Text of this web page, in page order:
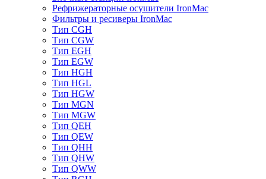
Рефрижераторные осушители IronMac
Фильтры и ресиверы IronMac
Тип CGH
Тип CGW
Тип EGH
Тип EGW
Тип HGH
Тип HGL
Тип HGW
Тип MGN
Тип MGW
Тип QEH
Тип QEW
Тип QHH
Тип QHW
Тип QWW